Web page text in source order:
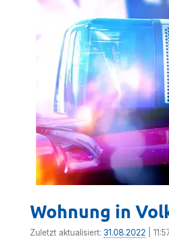
Wohnung in
Zuletzt aktualisiert: 31.08.2022 |